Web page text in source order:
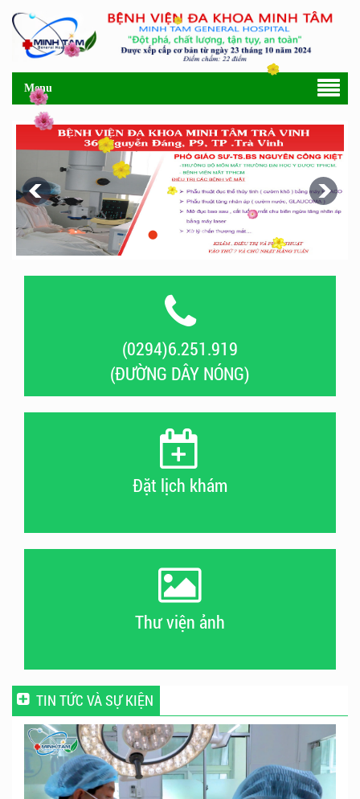
Menu
(0294)6.251.919
(ĐƯỜNG DÂY NÓNG)
Đặt lịch khám
Thư viện ảnh
TIN TỨC VÀ SỰ KIỆN